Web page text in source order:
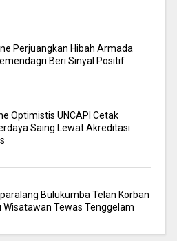
Perjuangkan Hibah Armada
Beri Sinyal Positif
Optimistis UNCAPI Cetak
Saing Lewat Akreditasi
Bulukumba Telan Korban
Wisatawan Tewas Tenggelam